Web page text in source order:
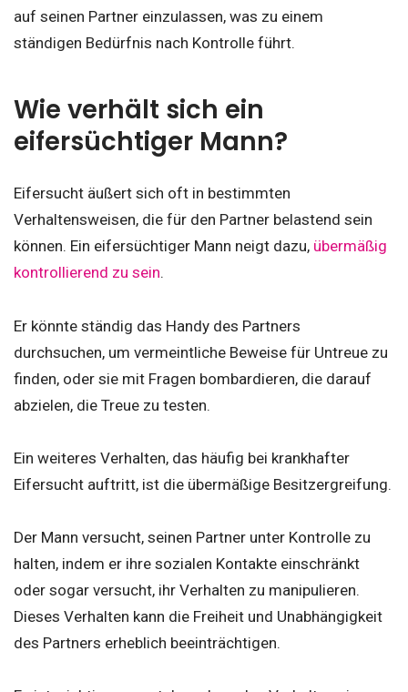
auf seinen Partner einzulassen, was zu einem
ständigen Bedürfnis nach Kontrolle führt.
Wie verhält sich ein
eifersüchtiger Mann?
Eifersucht äußert sich oft in bestimmten
Verhaltensweisen, die für den Partner belastend sein
können. Ein eifersüchtiger Mann neigt dazu, übermäßig
kontrollierend zu sein.
Er könnte ständig das Handy des Partners
durchsuchen, um vermeintliche Beweise für Untreue zu
finden, oder sie mit Fragen bombardieren, die darauf
abzielen, die Treue zu testen.
Ein weiteres Verhalten, das häufig bei krankhafter
Eifersucht auftritt, ist die übermäßige Besitzergreifung.
Der Mann versucht, seinen Partner unter Kontrolle zu
halten, indem er ihre sozialen Kontakte einschränkt
oder sogar versucht, ihr Verhalten zu manipulieren.
Dieses Verhalten kann die Freiheit und Unabhängigkeit
des Partners erheblich beeinträchtigen.